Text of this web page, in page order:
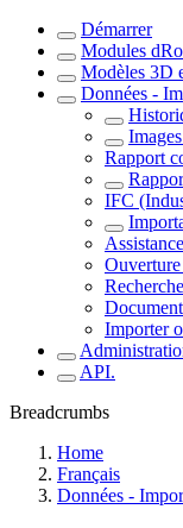
Démarrer
Modules
Modèles 3D
Données -
Rapport
IFC
Importer
API.
Breadcrumbs
Home
Français
Données -